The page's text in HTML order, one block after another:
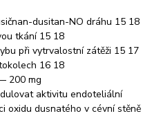
dusitan-NO dráhu 15 18
tkání 15 18
při vytrvalostní zátěži 15 17
16 18
200 mg
aktivitu endoteliální
oxidu dusnatého v cévní stěně